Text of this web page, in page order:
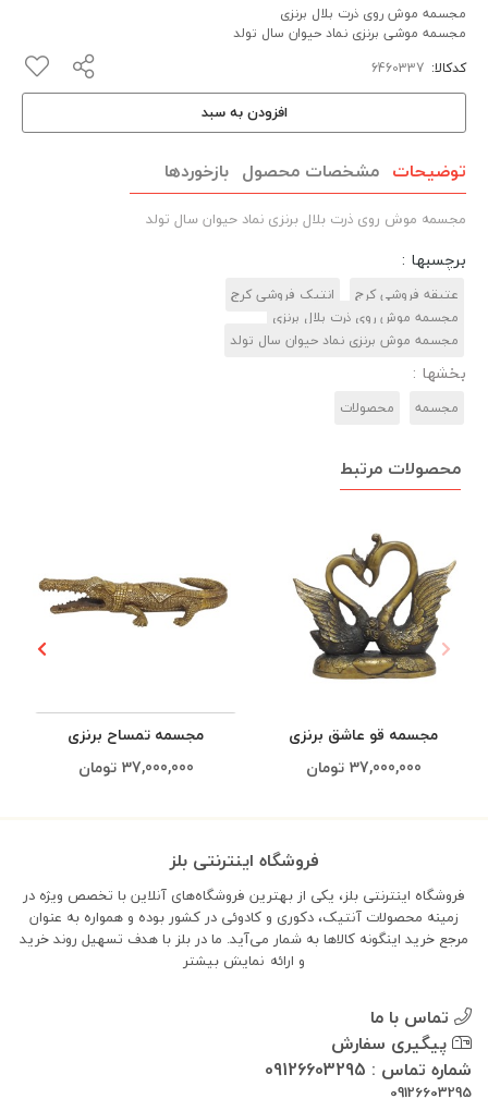
مجسمه موش روی ذرت بلال برنزی
مجسمه موشی برنزی نماد حیوان سال تولد
کدکالا:
افزودن به سبد
توضیحات مشخصات محصول بازخوردها
مجسمه موش روی ذرت بلال برنزی نماد حیوان سال تولد
برچسبها :
عتیقه فروشی کرج
انتیک فروشی کرج
مجسمه موش روی ذرت بلال برنزی
مجسمه موش برنزی نماد حیوان سال تولد
بخشها :
مجسمه‌ محصولات
محصولات مرتبط
مجسمه قو عاشق برنزی
37,000,000 تومان
مجسمه تمساح برنزی
37,000,000 تومان
فروشگاه اینترنتی بلز
فروشگاه اینترنتی بلز، یکی از بهترین فروشگاه‌های آنلاین با تخصص ویژه در
زمینه محصولات آنتیک، دکوری و کادوئی در کشور بوده و همواره به عنوان
مرجع خرید اینگونه کالاها به شمار می‌آید. ما در بلز با هدف تسهیل روند خرید
و ارائه نمایش بیشتر
تماس با ما
پیگیری سفارش
شماره تماس : 09126603295
09126603295